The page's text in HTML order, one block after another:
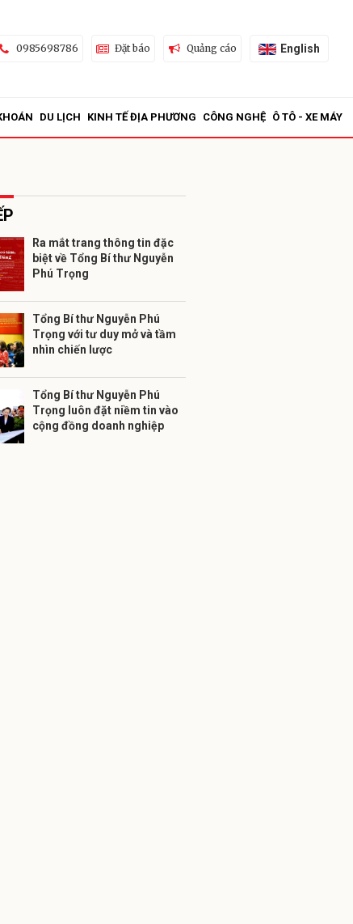
0985698786 Đặt báo Quảng cáo English
DU LỊCH KINH TẾ ĐỊA PHƯƠNG CÔNG NGHỆ Ô TÔ - XE MÁY
Ra mắt trang thông tin đặc
biệt về Tổng Bí thư Nguyễn
Phú Trọng
Tổng Bí thư Nguyễn Phú
Trọng với tư duy mở và tầm
nhìn chiến lược
Tổng Bí thư Nguyễn Phú
Trọng luôn đặt niềm tin vào
cộng đồng doanh nghiệp